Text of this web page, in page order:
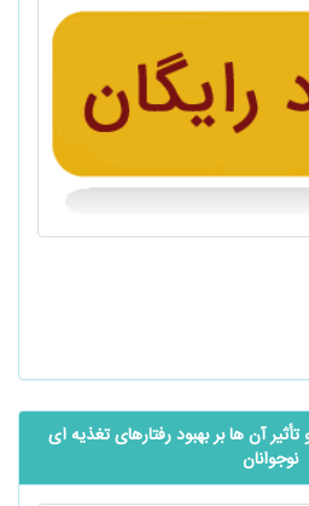
آن ها بر بهبود رفتارهای تغذیه ای
نوجوانان